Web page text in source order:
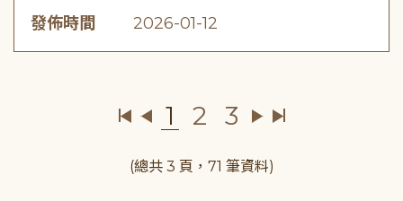
發佈時間 2026-01-12
1 2 3
(總共 3 頁，71 筆資料)